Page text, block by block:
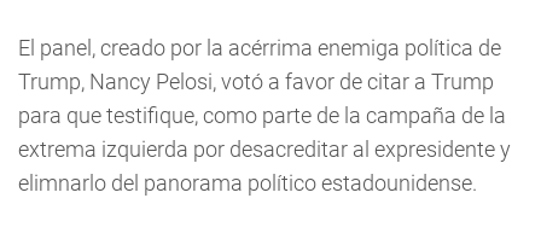
El panel, creado por la acérrima enemiga política de
Trump, Nancy Pelosi, votó a favor de citar a Trump
para que testifique, como parte de la campaña de la
extrema izquierda por desacreditar al expresidente y
elimnarlo del panorama político estadounidense.